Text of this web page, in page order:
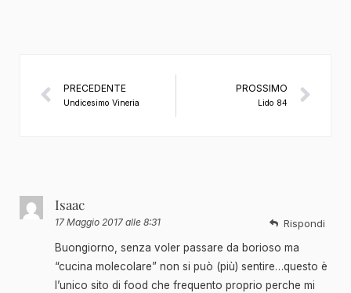
PRECEDENTE
Undicesimo Vineria
PROSSIMO
Lido 84
Isaac
17 Maggio 2017 alle 8:31
Buongiorno, senza voler passare da borioso ma
“cucina molecolare” non si può (più) sentire…questo è
l’unico sito di food che frequento proprio perche mi
Rispondi